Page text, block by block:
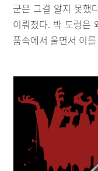
군은 그걸 알지 못했
이뤄졌다. 박 도령은
품속에서 울면서 이